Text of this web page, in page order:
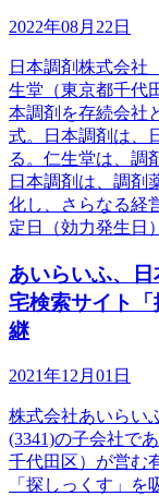
2022年08月22日
日本調剤株式会社
生堂（東京都千代
本調剤を存続会社
式。日本調剤は、
る。仁生堂は、調
日本調剤は、調剤
化し、さらなる経
定日（効力発生日
あいらいふ、
宅検索サイト
継
2021年12月01日
株式会社あいらい
(3341)の子会社で
千代田区）が営む
「探しっくす」を